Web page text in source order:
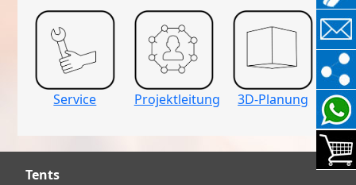
Service Projektleitung 3D-Planung
Tents